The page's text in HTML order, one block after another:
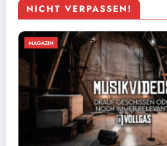
NICHT VERPASSEN!
MAGAZIN